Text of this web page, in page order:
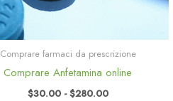
Comprare farmaci da prescrizione
Comprare Anfetamina online
$30.00 - $280.00
scelte
pagina
del
prodotto